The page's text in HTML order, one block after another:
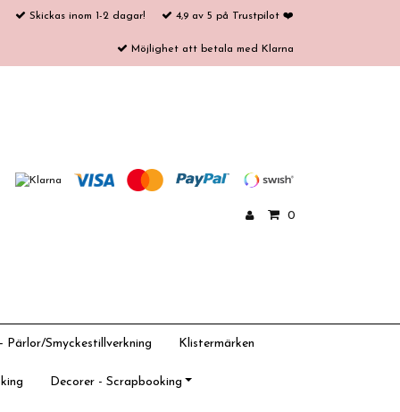
Skickas inom 1-2 dagar! 4,9 av 5 på Trustpilot ❤️
Möjlighet att betala med Klarna
0
Pärlor/Smyckestillverkning Klistermärken
Decorer - Scrapbooking